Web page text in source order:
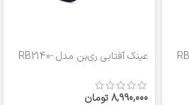
عینک آفتابی ری‌بن مدل RB2140-
8,990,000تومان